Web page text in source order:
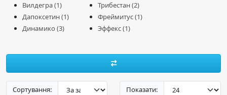
Вилдегра (1)
Дапоксетин (1)
Динамико (3)
Трибестан (2)
Фреймитус (1)
Эффекс (1)
Сортування: Показати: